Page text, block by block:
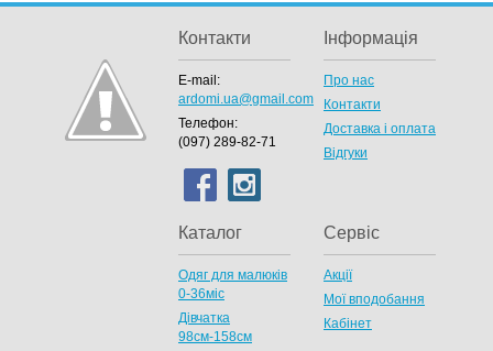
Контакти
E-mail:
ardomi.ua@gmail.com
Телефон:
(097) 289-82-71
Інформація
Про нас
Контакти
Доставка і оплата
Відгуки
Каталог
Одяг для малюків
0-36міс
Дівчатка
98cм-158см
Сервіс
Акції
Мої вподобання
Кабінет